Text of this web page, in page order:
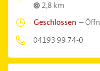
2,8 km
Geschlossen –
04193 99 74-0